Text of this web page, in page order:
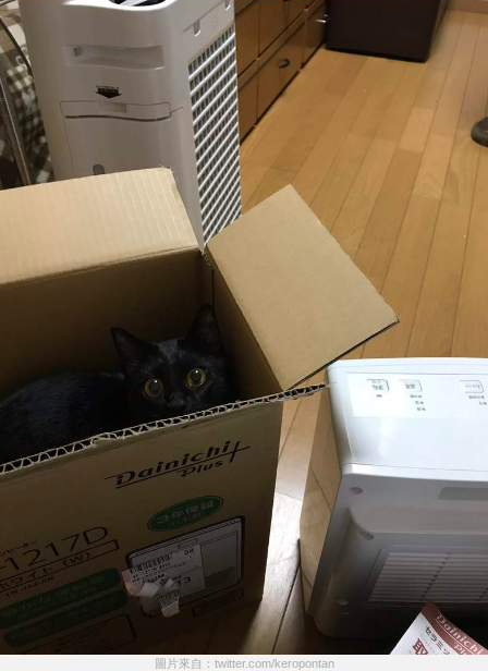
圖片來自：twitter.com/keropontan